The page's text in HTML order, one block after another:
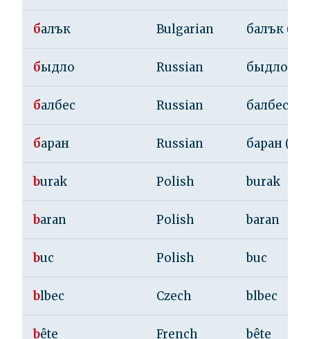
балък Bulgarian балък
быдло Russian быдло
балбес Russian балбес
баран Russian баран
burak Polish burak
baran Polish baran
buc Polish buc
blbec Czech blbec
bête French bête